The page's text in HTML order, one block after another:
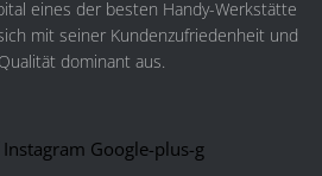
eines der besten Handy-Werkstätte
mit seiner Kundenzufriedenheit und
dominant aus.
Instagram Google-plus-g